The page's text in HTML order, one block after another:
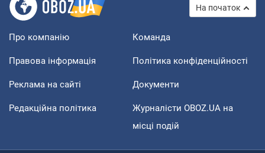
На початок
Про компанію Команда
Правова інформація Політика конфіденційності
Реклама на сайті Документи
Редакційна політика
Журналісти OBOZ.UA на
місці подій